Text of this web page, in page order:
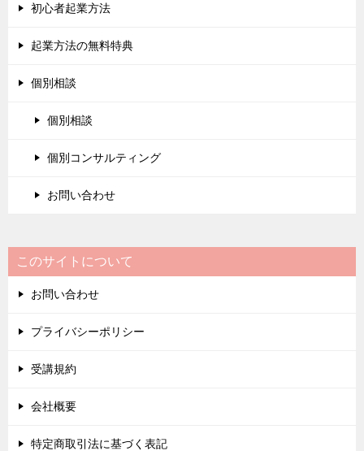
初心者起業方法
起業方法の無料特典
個別相談
個別相談
個別コンサルティング
お問い合わせ
このサイトについて
お問い合わせ
プライバシーポリシー
受講規約
会社概要
特定商取引法に基づく表記